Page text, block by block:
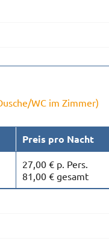
WC im Zimmer)
Preis pro Nacht
27,00 € p. Pers.
81,00 € gesamt